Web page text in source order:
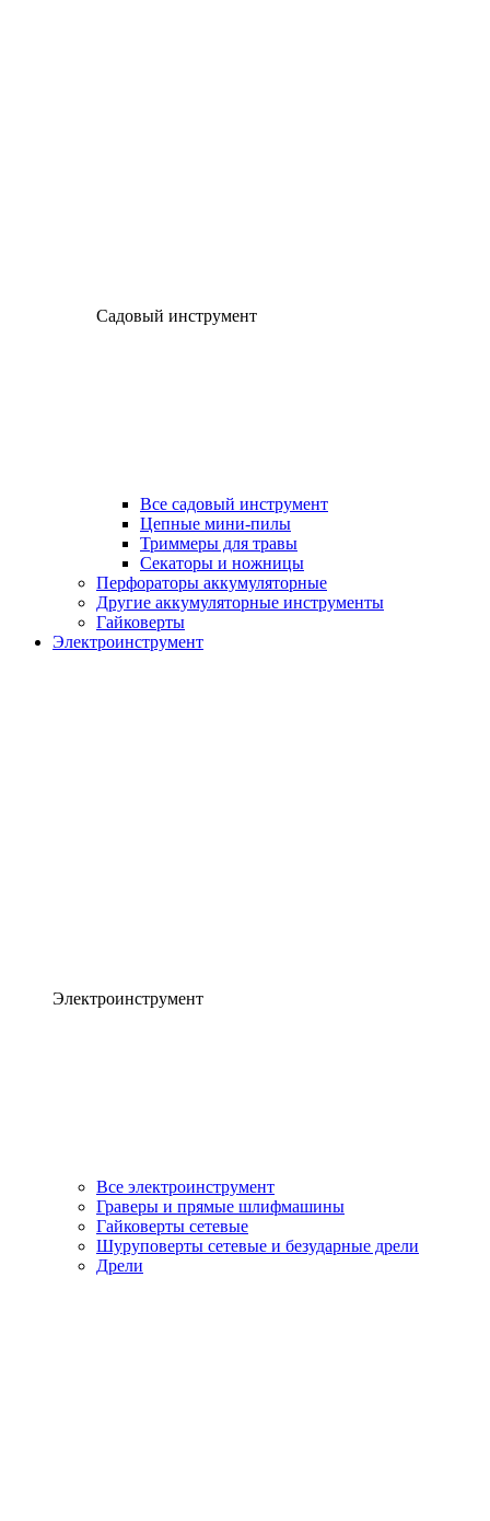
Садовый инструмент
Все садовый инструмент
Цепные мини-пилы
Триммеры для травы
Секаторы и ножницы
Перфораторы аккумуляторные
Другие аккумуляторные инструменты
Гайковерты
Электроинструмент
Электроинструмент
Все электроинструмент
Граверы и прямые шлифмашины
Гайковерты сетевые
Шуруповерты сетевые и безударные дрели
Дрели